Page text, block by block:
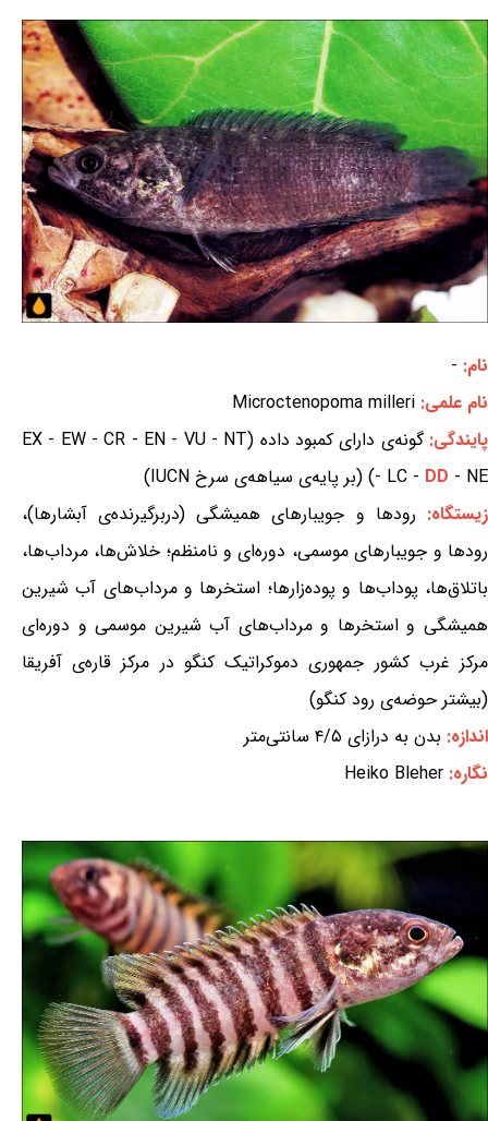
نام: -
نام علمی: Microctenopoma milleri
پایندگی:
گونه‌ی دارای کمبود داده (EX - EW - CR - EN - VU - NT
- LC - DD - NE) (بر پایه‌ی سیاهه‌ی سرخ IUCN)
زیستگاه: رودها و جویبارهای همیشگی (دربرگیرنده‌ی آبشارها)،
رودها و جویبارهای موسمی، دوره‌ای و نامنظم؛ خلاش‌ها، مرداب‌ها،
باتلاق‌ها، پوداب‌ها و پوده‌زارها؛ استخرها و مرداب‌های آب شیرین
همیشگی و استخرها و مرداب‌های آب شیرین موسمی و دوره‌ای
مرکز غرب کشور جمهوری دموکراتیک کنگو در مرکز قاره‌ی آفریقا
(بیشتر حوضه‌ی رود کنگو)
اندازه: بدن به درازای ۴/۵ سانتی‌متر
نگاره: Heiko Bleher